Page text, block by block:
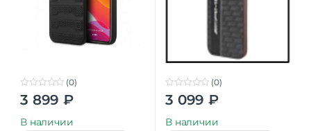
0
o
t
o
(0)
3 899 ₽
В наличии
0
o
t
o
(0)
3 099 ₽
В наличии